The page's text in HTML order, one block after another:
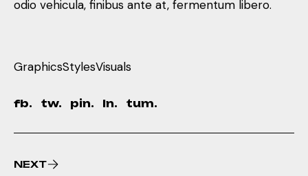
odio vehicula, finibus ante at, fermentum libero.
GraphicsStylesVisuals
fb. tw. pin. ln. tum.
NEXT